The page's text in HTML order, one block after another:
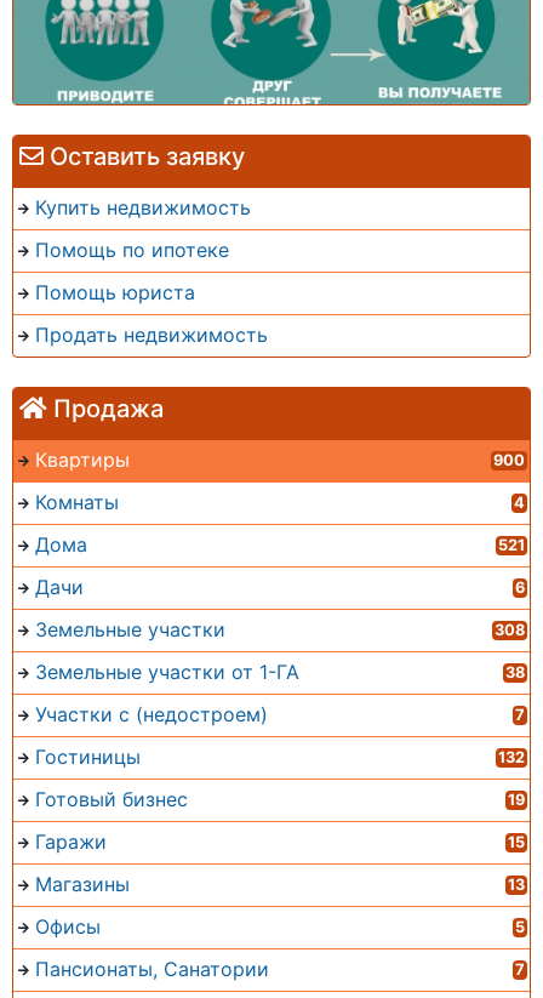
Оставить заявку
Купить недвижимость
Помощь по ипотеке
Помощь юриста
Продать недвижимость
Продажа
Квартиры 900
Комнаты 4
Дома 521
Дачи 6
Земельные участки 308
Земельные участки от 1-ГА 38
Участки с (недостроем) 7
Гостиницы 132
Готовый бизнес 19
Гаражи 15
Магазины 13
Офисы 5
Пансионаты, Санатории 7